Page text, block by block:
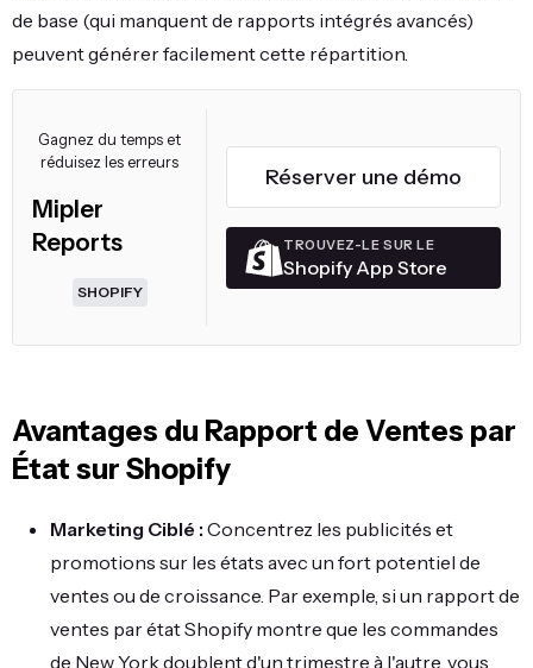
de base (qui manquent de rapports intégrés avancés)
peuvent générer facilement cette répartition.
Gagnez du temps et
réduisez les erreurs
Mipler
Reports
SHOPIFY
Réserver une démo
TROUVEZ-LE SUR LE
Shopify App Store
Avantages du Rapport de Ventes par
État sur Shopify
Marketing Ciblé : Concentrez les publicités et
promotions sur les états avec un fort potentiel de
ventes ou de croissance. Par exemple, si un rapport de
ventes par état Shopify montre que les commandes
de New York doublent d'un trimestre à l'autre, vous